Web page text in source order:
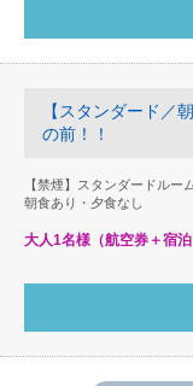
【スタンダード／
の前！！
【禁煙】スタンダードルー
朝食あり・夕食なし
大人1名様（航空券＋宿